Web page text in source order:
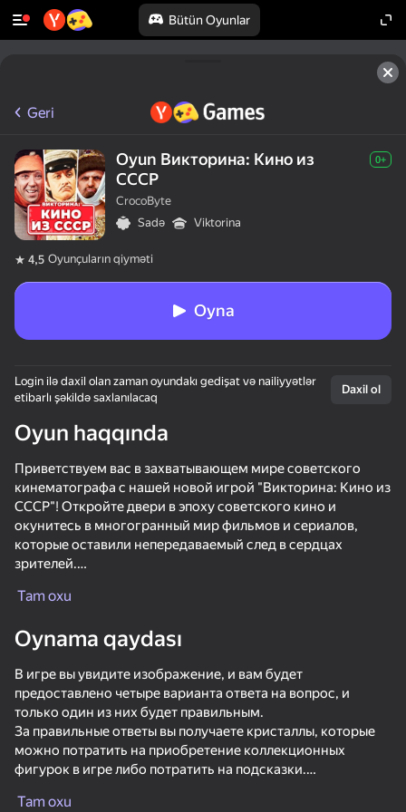
Bütün Oyunlar
Geri
Oyun Викторина: Кино из
СССР
0+
CrocoByte
Sadə
Viktorina
4,5 Oyunçuların qiyməti
Oyna
Login ilə daxil olan zaman oyundakı gedişat və nailiyyətlər
etibarlı şəkildə saxlanılacaq
Daxil ol
Oyun haqqında
Приветствуем вас в захватывающем мире советского
кинематографа с нашей новой игрой "Викторина: Кино из
СССР"! Откройте двери в эпоху советского кино и
окунитесь в многогранный мир фильмов и сериалов,
которые оставили непередаваемый след в сердцах
зрителей.
Но это еще не все! В нашей игре вы можете найти
Отвечайте на вопросы викторины, чтобы получить ключи
уникальные фигурки.
Вы также можете соревноваться с другими игроками и
занять первое место в рейтинге, получайте ежедневные
награды, испытайте свою удачу и крутите колесо
фортуны, чтобы выиграть особые призы.
Tam oxu
Oynama qaydası
В игре вы увидите изображение, и вам будет
предоставлено четыре варианта ответа на вопрос, и
только один из них будет правильным.
За правильные ответы вы получаете кристаллы, которые
можно потратить на приобретение коллекционных
фигурок в игре либо потратить на подсказки.
Но это еще не все - если вы ответите правильно несколько
Tam oxu